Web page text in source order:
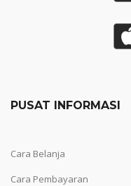
PUSAT INFORMASI
Cara Belanja
Cara Pembayaran